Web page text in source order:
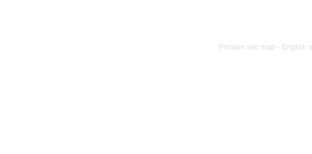
Persian site map - English